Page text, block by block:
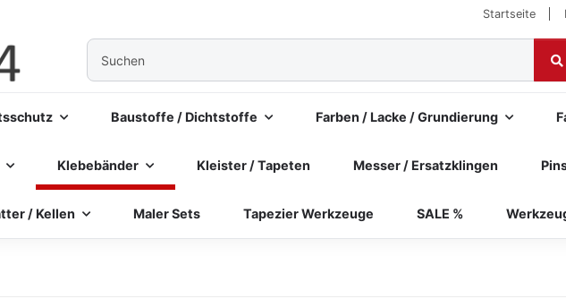
Startseite
Baustoffe / Dichtstoffe Farben / Lacke / Grundierung
Klebebänder Kleister / Tapeten Messer / Ersatzklingen
/ Kellen Maler Sets Tapezier Werkzeuge SALE %